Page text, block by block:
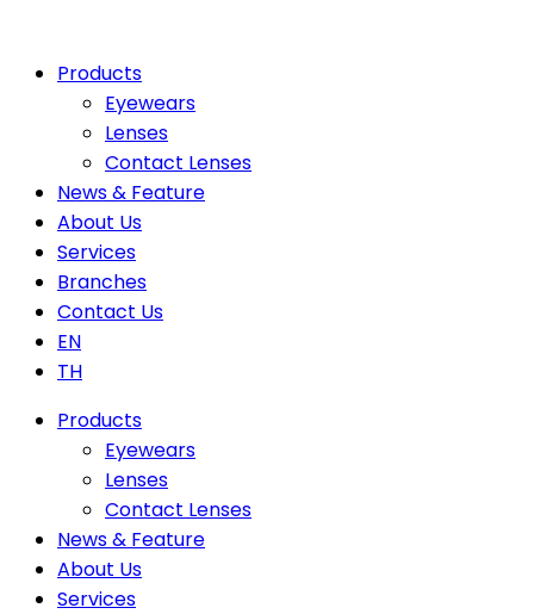
Products
Eyewears
Lenses
Contact Lenses
News & Feature
About Us
Services
Branches
Contact Us
EN
TH
Products
Eyewears
Lenses
Contact Lenses
News & Feature
About Us
Services